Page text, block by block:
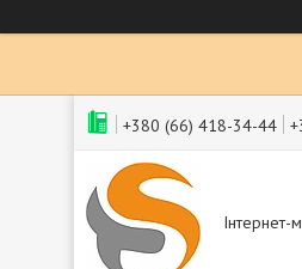
+380 (66) 418-34-44